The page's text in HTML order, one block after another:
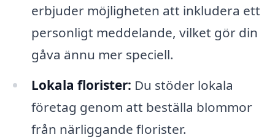
erbjuder möjligheten att inkludera ett
personligt meddelande, vilket gör din
gåva ännu mer speciell.
Lokala florister: Du stöder lokala
företag genom att beställa blommor
från närliggande florister.